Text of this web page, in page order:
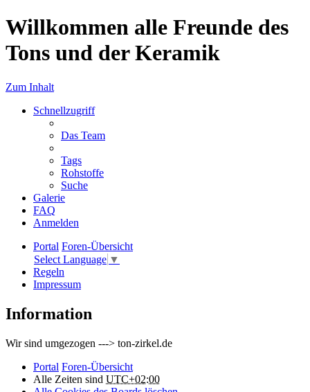
Willkommen alle Freunde des
Tons und der Keramik
Zum Inhalt
Schnellzugriff
Das Team
Tags
Rohstoffe
Suche
Galerie
FAQ
Anmelden
Portal Foren-Übersicht
Select Language ▼
Regeln
Impressum
Information
Wir sind umgezogen ---> ton-zirkel.de
Portal Foren-Übersicht
Alle Zeiten sind UTC+02:00